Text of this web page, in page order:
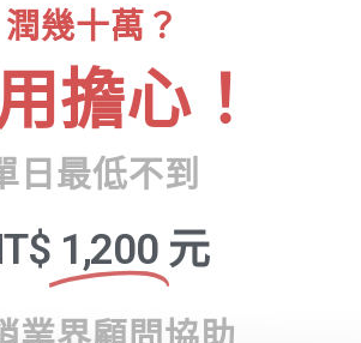
潤幾十萬？
擔心！
日最低不到
1,200 元